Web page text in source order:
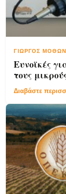
ΓΙΏΡΓΟΣ
Ευνοϊκές
τους
Διαβάστε